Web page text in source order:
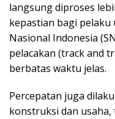
langsung diproses
kepastian bagi pelaku
Nasional Indonesia
pelacakan (track and
berbatas waktu jelas.
Percepatan juga
konstruksi dan